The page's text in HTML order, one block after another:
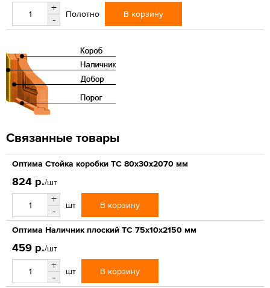
+
-
Полотно В корзину
Связанные товары
Оптима Стойка коробки ТС 80х30х2070 мм
824 р./шт
+
-
шт В корзину
Оптима Наличник плоский ТС 75х10х2150 мм
459 р./шт
+
-
шт В корзину